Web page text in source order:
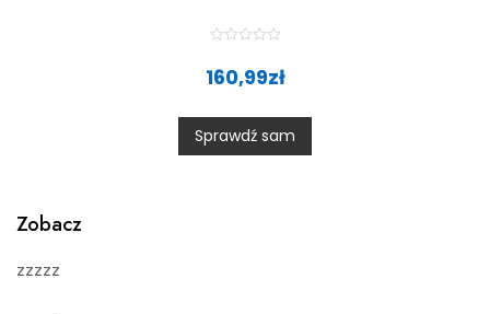
0
o
u
t
160,99zł
Sprawdź sam
Zobacz
zzzzz